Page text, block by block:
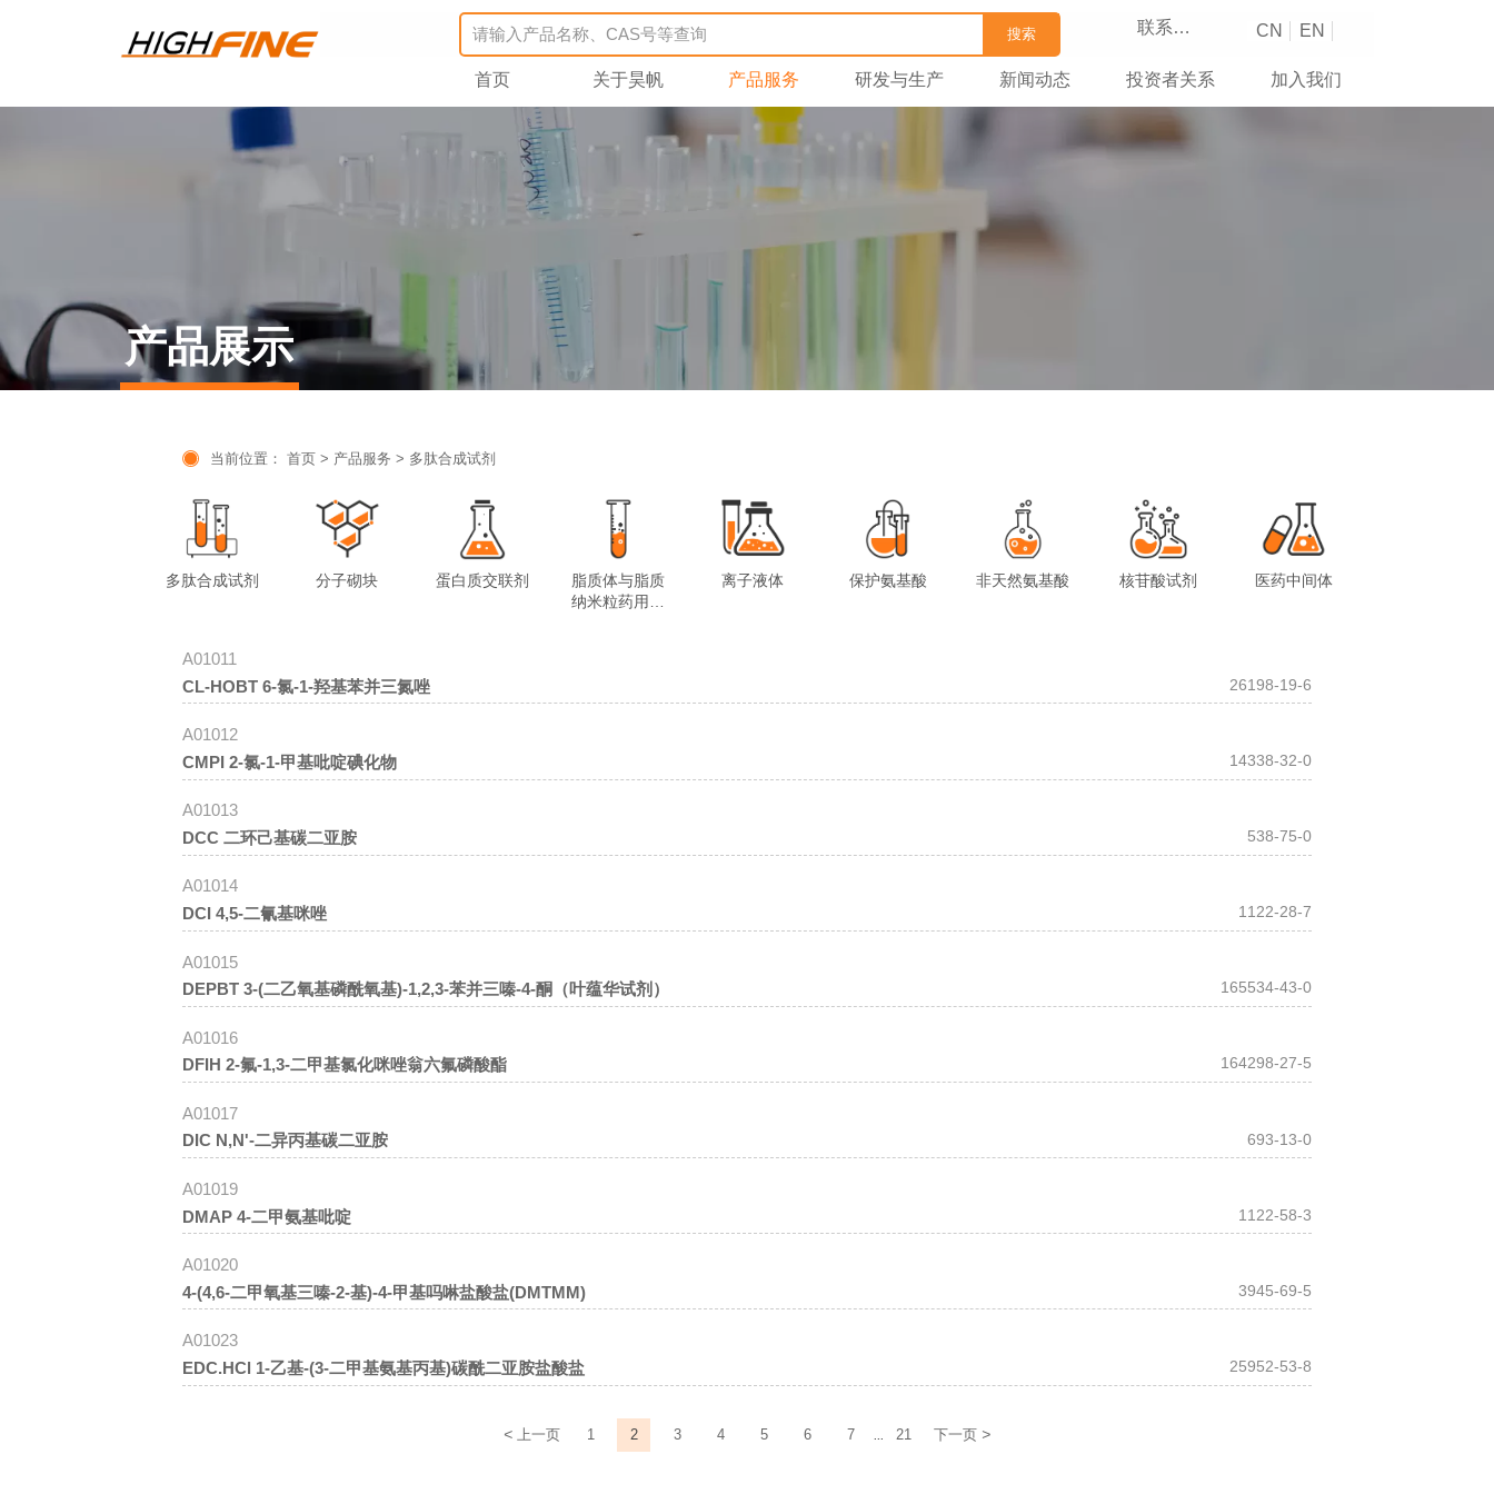
搜索 联系我们 CN EN
首页 关于昊帆 产品服务 研发与生产 新闻动态 投资者关系 加入我们
产品展示
 当前位置： 首页> 产品服务 > 多肽合成试剂
多肽合成试剂 分子砌块 蛋白质交联剂
脂质体与脂质
纳米粒药用试
离子液体 保护氨基酸 非天然氨基酸 核苷酸试剂 医药中间体
A01011
CL-HOBT 6-氯-1-羟基苯并三氮唑
26198-19-6
A01012
CMPI 2-氯-1-甲基吡啶碘化物
14338-32-0
A01013
DCC 二环己基碳二亚胺
538-75-0
A01014
DCI 4,5-二氰基咪唑
1122-28-7
A01015
DEPBT 3-(二乙氧基磷酰氧基)-1,2,3-苯并三嗪-4-酮（叶蕴华试剂）
165534-43-0
A01016
DFIH 2-氟-1,3-二甲基氯化咪唑翁六氟磷酸酯
164298-27-5
A01017
DIC N,N'-二异丙基碳二亚胺
693-13-0
A01019
DMAP 4-二甲氨基吡啶
1122-58-3
A01020
4-(4,6-二甲氧基三嗪-2-基)-4-甲基吗啉盐酸盐(DMTMM)
3945-69-5
A01023
EDC.HCl 1-乙基-(3-二甲基氨基丙基)碳酰二亚胺盐酸盐
25952-53-8
< 上一页 1 2 3 4 5 6 7 ... 21 下一页 >